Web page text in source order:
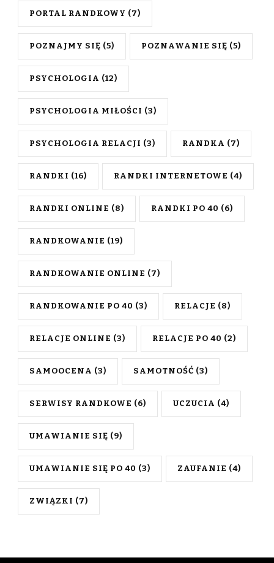
PORTAL RANDKOWY (7)
POZNAJMY SIĘ (5) POZNAWANIE SIĘ (5)
PSYCHOLOGIA (12)
PSYCHOLOGIA MIŁOŚCI (3)
PSYCHOLOGIA RELACJI (3) RANDKA (7)
RANDKI (16) RANDKI INTERNETOWE (4)
RANDKI ONLINE (8) RANDKI PO 40 (6)
RANDKOWANIE (19)
RANDKOWANIE ONLINE (7)
RANDKOWANIE PO 40 (3) RELACJE (8)
RELACJE ONLINE (3) RELACJE PO 40 (2)
SAMOOCENA (3) SAMOTNOŚĆ (3)
SERWISY RANDKOWE (6) UCZUCIA (4)
UMAWIANIE SIĘ (9)
UMAWIANIE SIĘ PO 40 (3) ZAUFANIE (4)
ZWIĄZKI (7)